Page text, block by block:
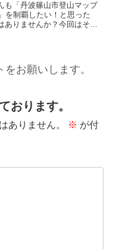
も「丹波篠山市登山マップ
を制覇したい！と思った
ありませんか？今回はその
は、登山道がしっかり整備
いて初心者にも安心。山頂
お願いします。
おります。
ありません。 ※ が付